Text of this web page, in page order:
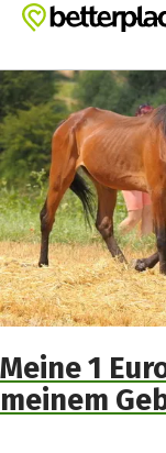
Zum Hauptinhalt
Erklärung zur
Meine 1
meinem